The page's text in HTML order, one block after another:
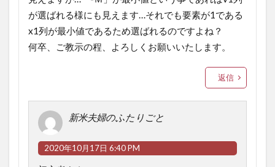
が選ばれる様にも見えます…それでも要素が1である
x1列が最小値であるため選ばれるのですよね？
何卒、ご教示の程、よろしくお願いいたします。
返信
新米夫婦のふたりごと
2020年10月17日 6:40 PM